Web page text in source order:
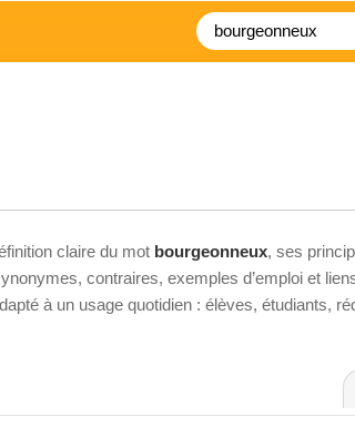
claire du mot bourgeonneux, ses
contraires, exemples d’emploi et
à un usage quotidien : élèves, étudiants,